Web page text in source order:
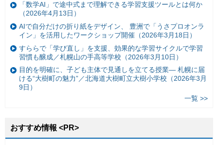
「数学AI」で途中式まで理解できる学習支援ツールとは何か
（2026年4月13日）
AIで自分だけの折り紙をデザイン、 豊洲で「うさプロオンラ
イン」を活用したワークショップ開催（2026年3月18日）
すららで「学び直し」を支援、効果的な学習サイクルで学習
習慣も醸成／札幌山の手高等学校（2026年3月10日）
目的を明確に、子ども主体で見通しを立てる授業— 札幌に届
ける“大樹町の魅力”／北海道大樹町立大樹小学校（2026年3月
9日）
一覧 >>
おすすめ情報 <PR>